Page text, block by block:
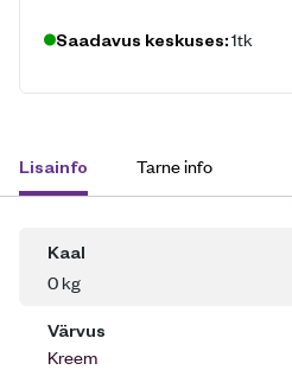
Saadavus keskuses:1tk
Lisainfo Tarne info
Kaal
0 kg
Värvus
Kreem